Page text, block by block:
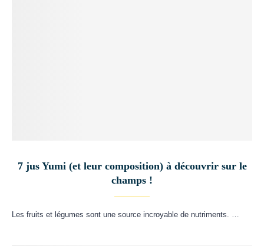
7 jus Yumi (et leur composition) à découvrir sur le
champs !
Les fruits et légumes sont une source incroyable de nutriments. …